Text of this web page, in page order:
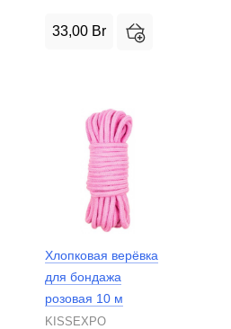
33,00 Br
Хлопковая верёвка
для бондажа
розовая 10 м
KISSEXPO